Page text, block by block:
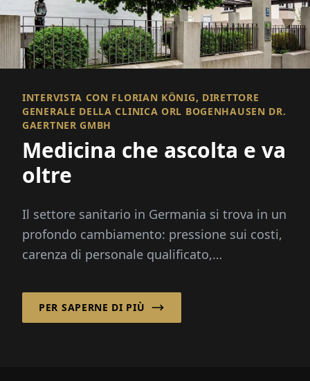
INTERVISTA CON FLORIAN KÖNIG, DIRETTORE
GENERALE DELLA CLINICA ORL BOGENHAUSEN DR.
GAERTNER GMBH
Medicina che ascolta e va
oltre
Il settore sanitario in Germania si trova in un
profondo cambiamento: pressione sui costi,
carenza di personale qualificato,
PER SAPERNE DI PIÙ